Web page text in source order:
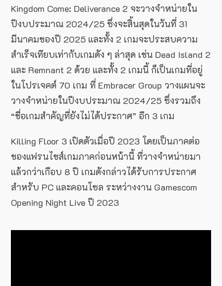
Kingdom Come: Deliverance 2 จะวางจำหน่ายใน
ปีงบประมาณ 2024/25 ซึ่งจะสิ้นสุดในวันที่ 31
มีนาคมของปี 2025 และทั้ง 2 เกมจะประสบความ
สำเร็จเทียบเท่ากับเกมดัง ๆ ล่าสุด เช่น Dead Island 2
และ Remnant 2 ด้วย และทั้ง 2 เกมนี้ ก็เป็นเกมที่อยู่
ในโปรเจคต์ 70 เกม ที่ Embracer Group วางแผนจะ
วางจำหน่ายในปีงบประมาณ 2024/25 ซึ่งรวมถึง
“ชื่อเกมสำคัญที่ยังไม่ได้ประกาศ” อีก 3 เกม
Killing Floor 3 เปิดตัวเมื่อปี​ 2023 โดยเป็นภาคต่อ
ของแฟรนไชส์เกมภาคก่อนหน้านี้ ที่วางจำหน่ายมา
แล้วกว่าเกือบ 8 ปี เกมดังกล่าวได้รับการประกาศ
สำหรับ PC และคอนโซล ระหว่างงาน Gamescom
Opening Night Live ปี 2023